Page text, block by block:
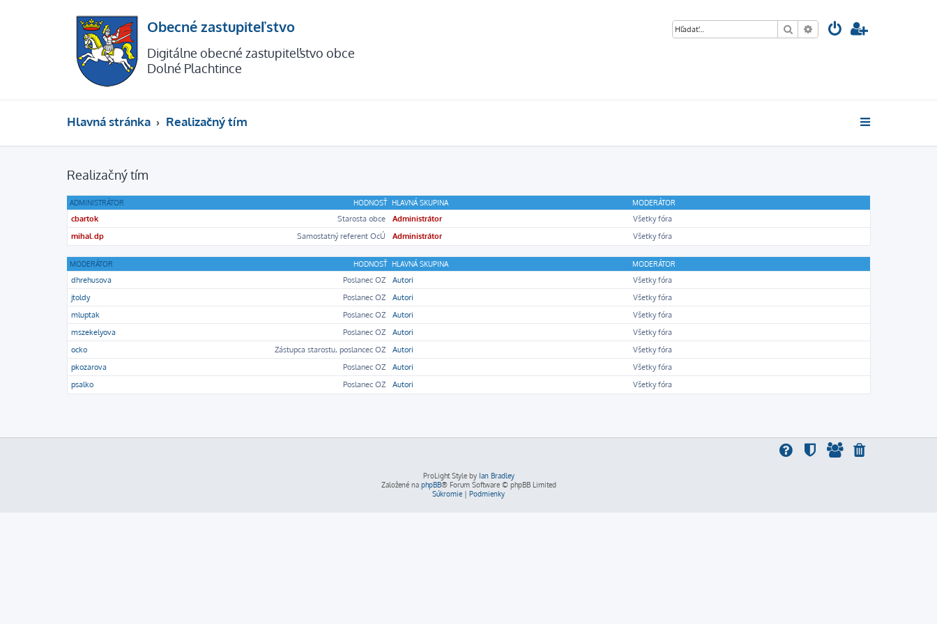
Obecné zastupiteľstvo
Digitálne obecné zastupiteľstvo obce
Dolné Plachtince
Hľadať Rozšírené vyhľadávanie
Hlavná stránka Realizačný tím
Realizačný tím
HODNOSŤ
ADMINISTRÁTOR HLAVNÁ SKUPINA MODERÁTOR
Starosta obce
cbartok Administrátor
Všetky fóra
Samostatný referent OcÚ
mihal.dp Administrátor Všetky fóra
HODNOSŤ
MODERÁTOR HLAVNÁ SKUPINA MODERÁTOR
Poslanec OZ
dhrehusova Autori
Všetky fóra
Poslanec OZ
jtoldy Autori
Všetky fóra
Poslanec OZ
mluptak Autori
Všetky fóra
Poslanec OZ
mszekelyova Autori
Všetky fóra
Zástupca starostu, poslancec OZ
ocko Autori
Všetky fóra
Poslanec OZ
pkozarova Autori
Všetky fóra
Poslanec OZ
psalko Autori Všetky fóra
ProLight Style by Ian Bradley
Založené na phpBB® Forum Software © phpBB Limited
Súkromie
Podmienky